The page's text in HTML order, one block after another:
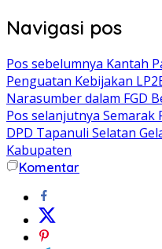
Navigasi pos
Pos sebelumnya Kantah
Penguatan Kebijakan
Narasumber dalam FGD
Pos selanjutnya Semarak
DPD Tapanuli Selatan
Kabupaten
Komentar